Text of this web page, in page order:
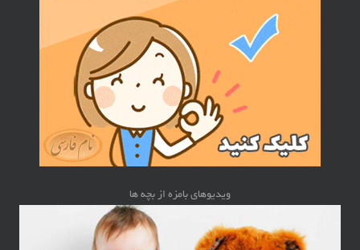
ویدیوهای بامزه از بچه ها